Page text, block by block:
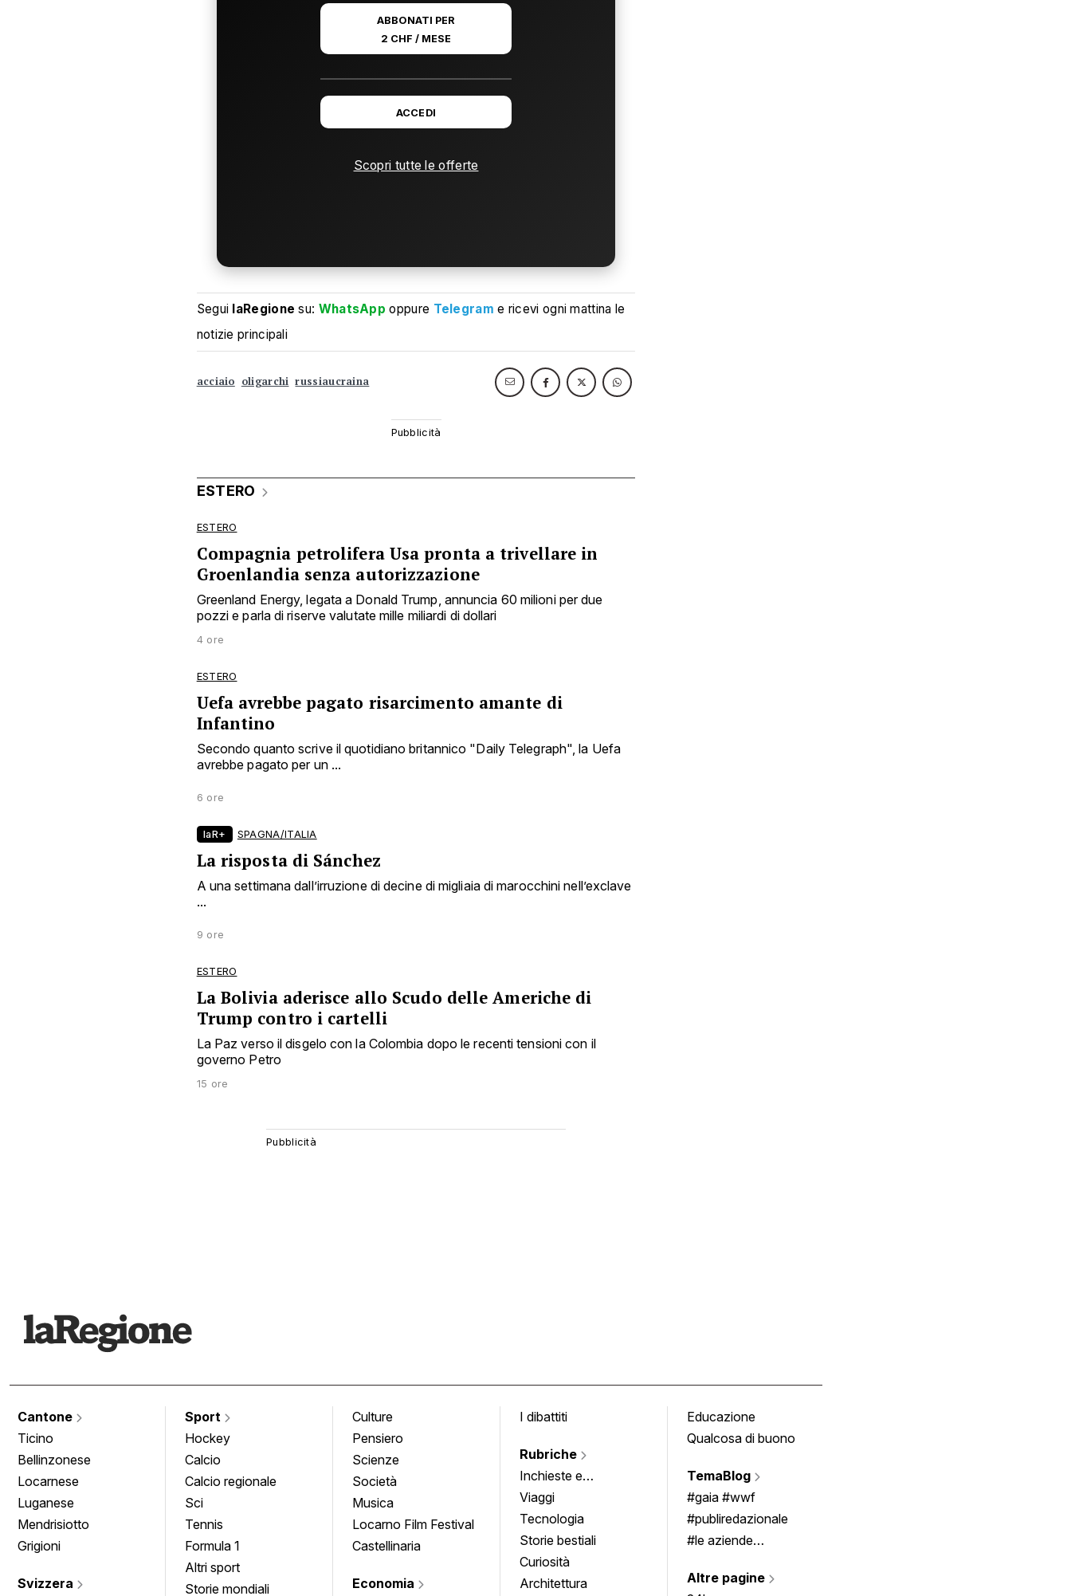
ABBONATI PER
2 CHF / MESE
ACCEDI
Scopri tutte le offerte
Segui laRegione su: WhatsApp oppure Telegram e ricevi ogni mattina le
notizie principali
acciaio oligarchi russiaucraina
ESTERO
ESTERO
Compagnia petrolifera Usa pronta a trivellare in
Groenlandia senza autorizzazione
Greenland Energy, legata a Donald Trump, annuncia 60 milioni per due
pozzi e parla di riserve valutate mille miliardi di dollari
4 ore
ESTERO
Uefa avrebbe pagato risarcimento amante di
Infantino
Secondo quanto scrive il quotidiano britannico "Daily Telegraph", la Uefa
avrebbe pagato per un ...
6 ore
laR+ SPAGNA/ITALIA
La risposta di Sánchez
A una settimana dall’irruzione di decine di migliaia di marocchini nell’exclave
...
9 ore
ESTERO
La Bolivia aderisce allo Scudo delle Americhe di
Trump contro i cartelli
La Paz verso il disgelo con la Colombia dopo le recenti tensioni con il
governo Petro
15 ore
Cantone
Ticino
Bellinzonese
Locarnese
Luganese
Mendrisiotto
Grigioni
Svizzera
Sport
Hockey
Calcio
Calcio regionale
Sci
Tennis
Formula 1
Altri sport
Storie mondiali
Culture
Pensiero
Scienze
Società
Musica
Locarno Film Festival
Castellinaria
Economia
I dibattiti
Rubriche
Inchieste e
approfondimenti
Viaggi
Tecnologia
Storie bestiali
Curiosità
Architettura
Educazione
Qualcosa di buono
TemaBlog
#gaia #wwf
#publiredazionale
#le aziende
Altre pagine